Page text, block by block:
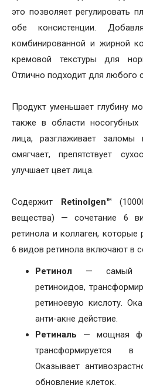
это позволяет регулировать
обе консистенции.
комбинированной и жирной
кремовой текстуры для
Отлично подходит для любого
Продукт уменьшает глубину
также в области носогубных
лица, разглаживает
смягчает, препятствует
улучшает цвет лица.
Содержит Retinolgen™
вещества) — сочетание 6
ретинола и коллаген,
6 видов ретинола включают в
Ретинол — самый
ретиноидов,
ретиноевую кислоту.
анти-акне действие.
Ретиналь — мощная
трансформируется
Оказывает
обновление клеток.